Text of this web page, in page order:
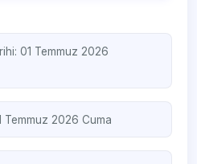
01 Temmuz 2026
Temmuz 2026 Cuma